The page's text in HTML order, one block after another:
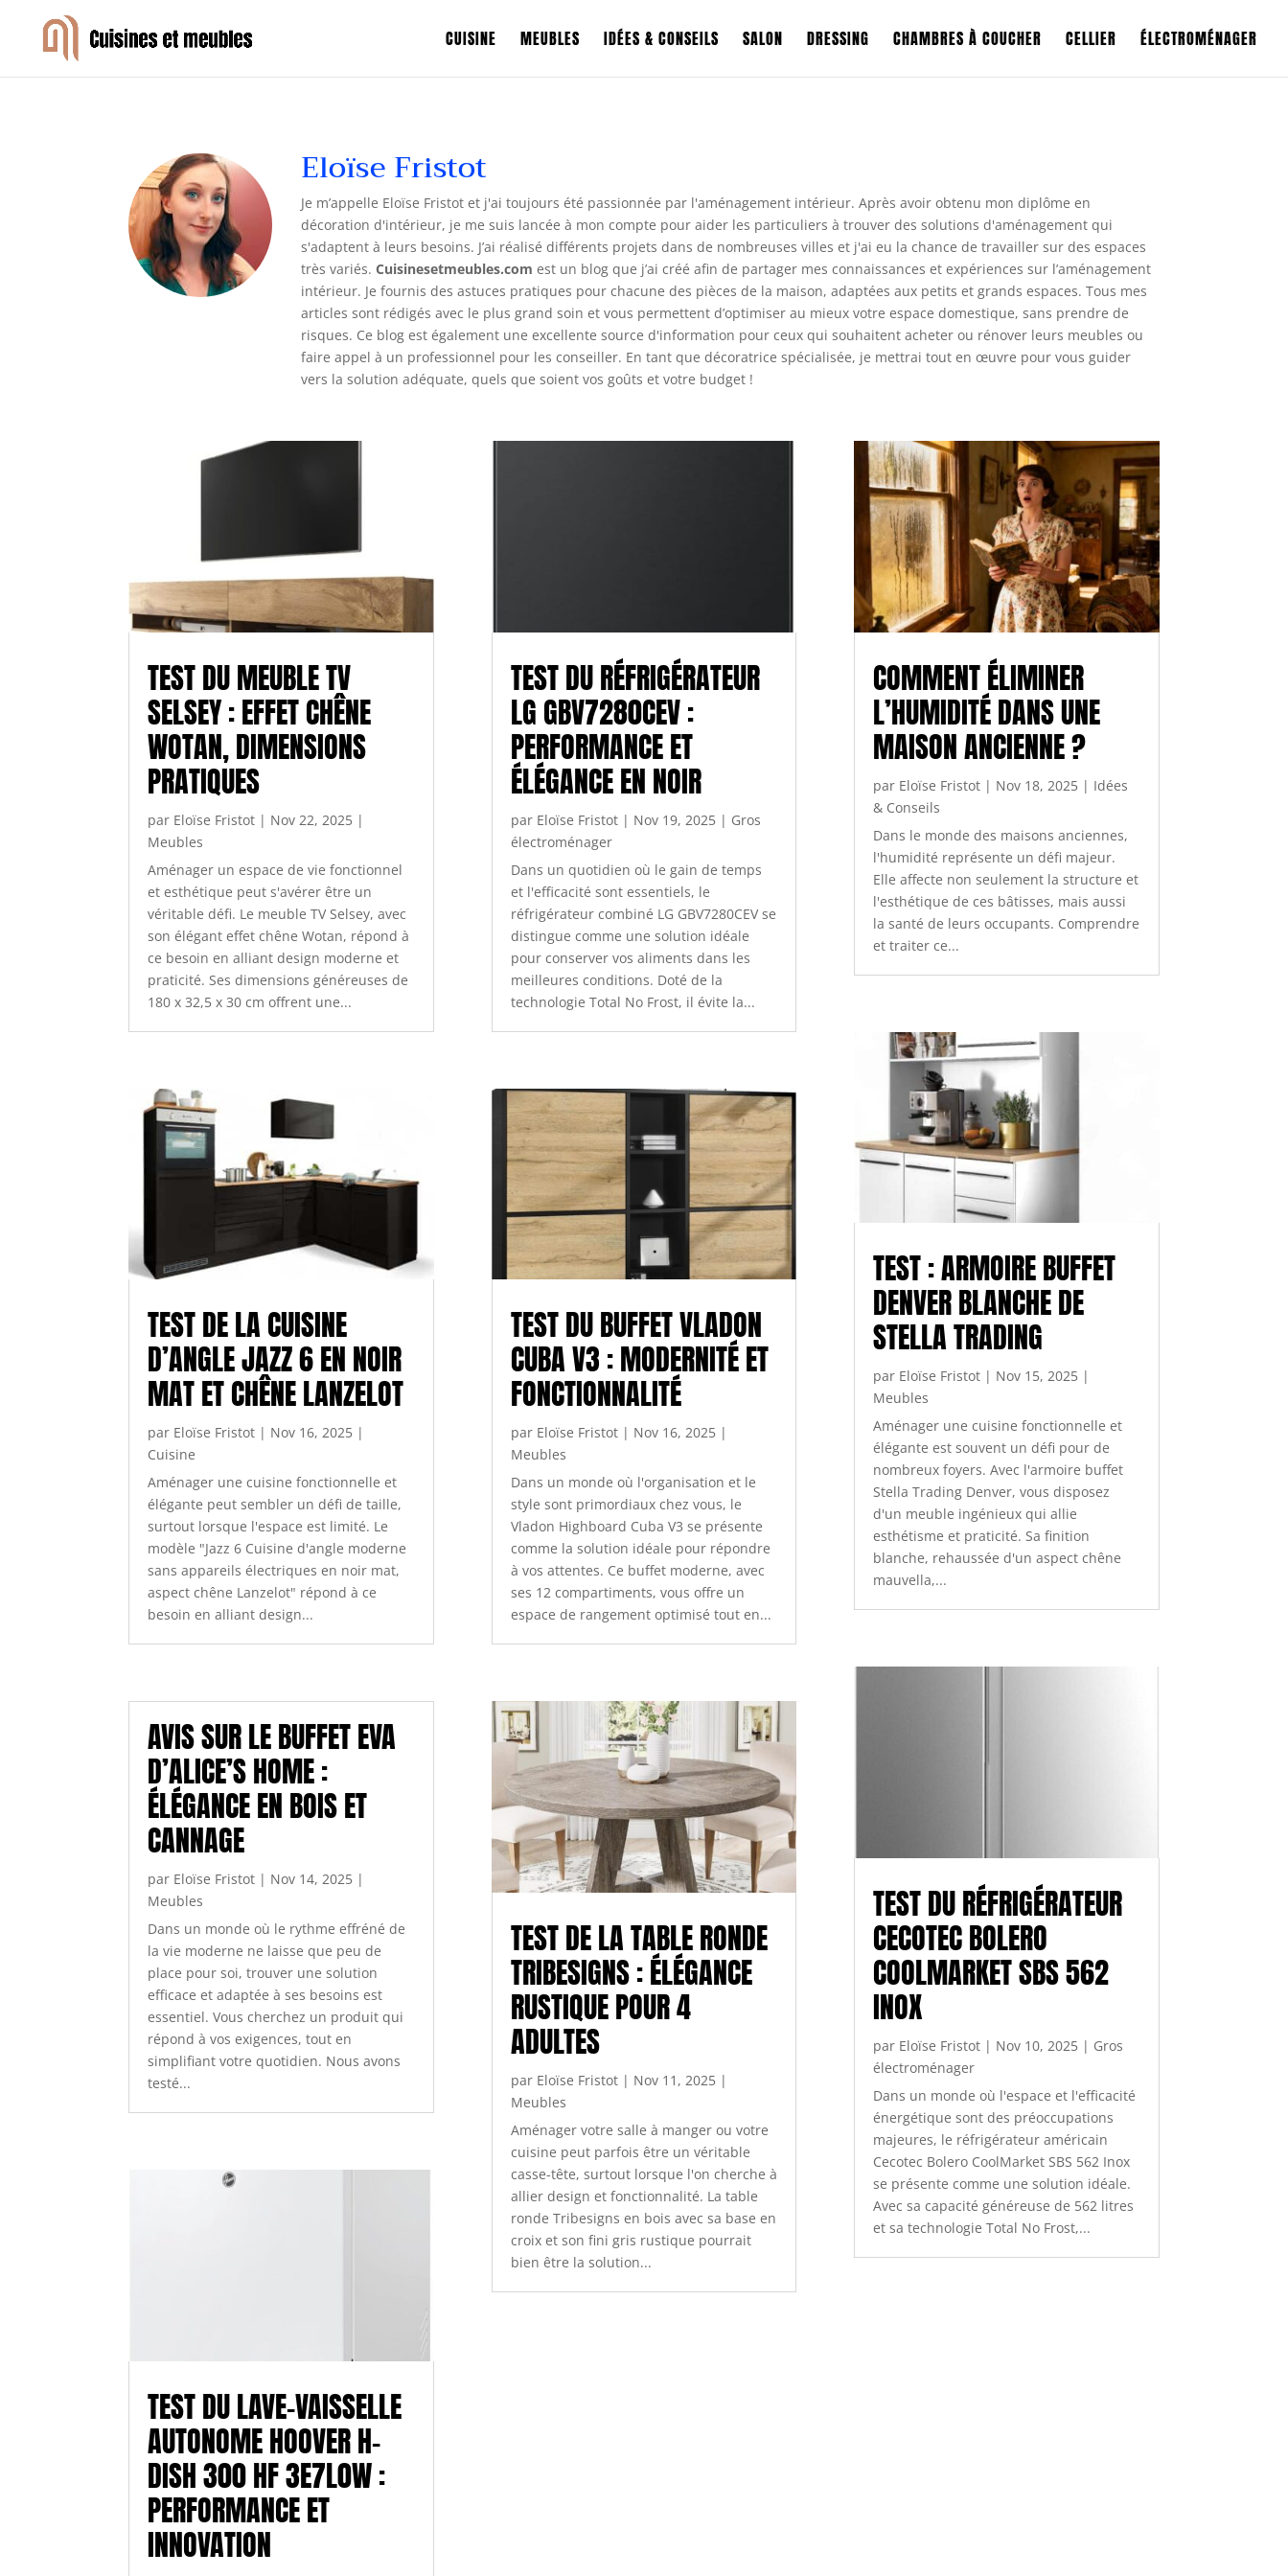
CUISINE MEUBLES IDÉES & CONSEILS SALON DRESSING CHAMBRES À COUCHER CELLIER ÉLECTROMÉNAGER
Eloïse Fristot
Je m’appelle Eloïse Fristot et j'ai toujours été passionnée par l'aménagement intérieur. Après avoir obtenu mon diplôme en
décoration d'intérieur, je me suis lancée à mon compte pour aider les particuliers à trouver des solutions d'aménagement qui
s'adaptent à leurs besoins. J’ai réalisé différents projets dans de nombreuses villes et j'ai eu la chance de travailler sur des espaces
très variés.Cuisinesetmeubles.com est un blog que j’ai créé afin de partager mes connaissances et expériences sur l’aménagement
intérieur. Je fournis des astuces pratiques pour chacune des pièces de la maison, adaptées aux petits et grands espaces. Tous mes
articles sont rédigés avec le plus grand soin et vous permettent d’optimiser au mieux votre espace domestique, sans prendre de
risques. Ce blog est également une excellente source d'information pour ceux qui souhaitent acheter ou rénover leurs meubles ou
faire appel à un professionnel pour les conseiller. En tant que décoratrice spécialisée, je mettrai tout en œuvre pour vous guider
vers la solution adéquate, quels que soient vos goûts et votre budget !
TEST DU MEUBLE TV
SELSEY : EFFET CHÊNE
WOTAN, DIMENSIONS
PRATIQUES
par Eloïse Fristot | Nov 22, 2025 |
Meubles
Aménager un espace de vie fonctionnel
et esthétique peut s'avérer être un
véritable défi. Le meuble TV Selsey, avec
son élégant effet chêne Wotan, répond à
ce besoin en alliant design moderne et
praticité. Ses dimensions généreuses de
180 x 32,5 x 30 cm offrent une...
TEST DE LA CUISINE
D’ANGLE JAZZ 6 EN NOIR
MAT ET CHÊNE LANZELOT
par Eloïse Fristot | Nov 16, 2025 |
Cuisine
Aménager une cuisine fonctionnelle et
élégante peut sembler un défi de taille,
surtout lorsque l'espace est limité. Le
modèle "Jazz 6 Cuisine d'angle moderne
sans appareils électriques en noir mat,
aspect chêne Lanzelot" répond à ce
besoin en alliant design...
AVIS SUR LE BUFFET EVA
D’ALICE’S HOME :
ÉLÉGANCE EN BOIS ET
CANNAGE
par Eloïse Fristot | Nov 14, 2025 |
Meubles
Dans un monde où le rythme effréné de
la vie moderne ne laisse que peu de
place pour soi, trouver une solution
efficace et adaptée à ses besoins est
essentiel. Vous cherchez un produit qui
répond à vos exigences, tout en
simplifiant votre quotidien. Nous avons
testé...
TEST DU LAVE-VAISSELLE
AUTONOME HOOVER H-
DISH 300 HF 3E7L0W :
PERFORMANCE ET
INNOVATION
TEST DU RÉFRIGÉRATEUR
LG GBV7280CEV :
PERFORMANCE ET
ÉLÉGANCE EN NOIR
par Eloïse Fristot| Nov 19, 2025| Gros
électroménager
Dans un quotidien où le gain de temps
et l'efficacité sont essentiels, le
réfrigérateur combiné LG GBV7280CEV se
distingue comme une solution idéale
pour conserver vos aliments dans les
meilleures conditions. Doté de la
technologie Total No Frost, il évite la...
TEST DU BUFFET VLADON
CUBA V3 : MODERNITÉ ET
FONCTIONNALITÉ
par Eloïse Fristot| Nov 16, 2025|
Meubles
Dans un monde où l'organisation et le
style sont primordiaux chez vous, le
Vladon Highboard Cuba V3 se présente
comme la solution idéale pour répondre
à vos attentes. Ce buffet moderne, avec
ses 12 compartiments, vous offre un
espace de rangement optimisé tout en...
TEST DE LA TABLE RONDE
TRIBESIGNS : ÉLÉGANCE
RUSTIQUE POUR 4
ADULTES
par Eloïse Fristot| Nov 11, 2025|
Meubles
Aménager votre salle à manger ou votre
cuisine peut parfois être un véritable
casse-tête, surtout lorsque l'on cherche à
allier design et fonctionnalité. La table
ronde Tribesigns en bois avec sa base en
croix et son fini gris rustique pourrait
bien être la solution...
COMMENT ÉLIMINER
L’HUMIDITÉ DANS UNE
MAISON ANCIENNE ?
par Eloïse Fristot| Nov 18, 2025| Idées
& Conseils
Dans le monde des maisons anciennes,
l'humidité représente un défi majeur.
Elle affecte non seulement la structure et
l'esthétique de ces bâtisses, mais aussi
la santé de leurs occupants. Comprendre
et traiter ce...
TEST : ARMOIRE BUFFET
DENVER BLANCHE DE
STELLA TRADING
par Eloïse Fristot| Nov 15, 2025|
Meubles
Aménager une cuisine fonctionnelle et
élégante est souvent un défi pour de
nombreux foyers. Avec l'armoire buffet
Stella Trading Denver, vous disposez
d'un meuble ingénieux qui allie
esthétisme et praticité. Sa finition
blanche, rehaussée d'un aspect chêne
mauvella,...
TEST DU RÉFRIGÉRATEUR
CECOTEC BOLERO
COOLMARKET SBS 562
INOX
par Eloïse Fristot| Nov 10, 2025| Gros
électroménager
Dans un monde où l'espace et l'efficacité
énergétique sont des préoccupations
majeures, le réfrigérateur américain
Cecotec Bolero CoolMarket SBS 562 Inox
se présente comme une solution idéale.
Avec sa capacité généreuse de 562 litres
et sa technologie Total No Frost,...